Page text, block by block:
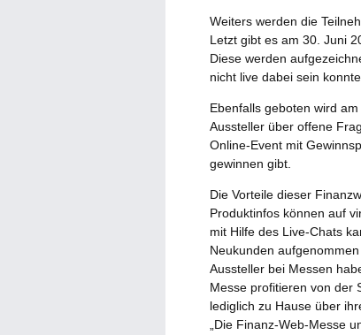
Weiters werden die
Letzt gibt es am 30. Juni
Diese werden
nicht live dabei sein
Ebenfalls geboten wird
Aussteller über offene
Online-Event mit
gewinnen gibt.
Die Vorteile dieser
Produktinfos können auf
mit Hilfe des Live-Chats
Neukunden
Aussteller bei Messen
Messe profitieren von der
lediglich zu Hause über
„Die Finanz-Web-Messe